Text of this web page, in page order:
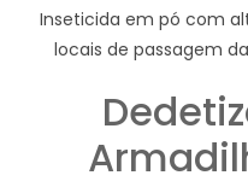
Inseticida em pó com
locais de passagem